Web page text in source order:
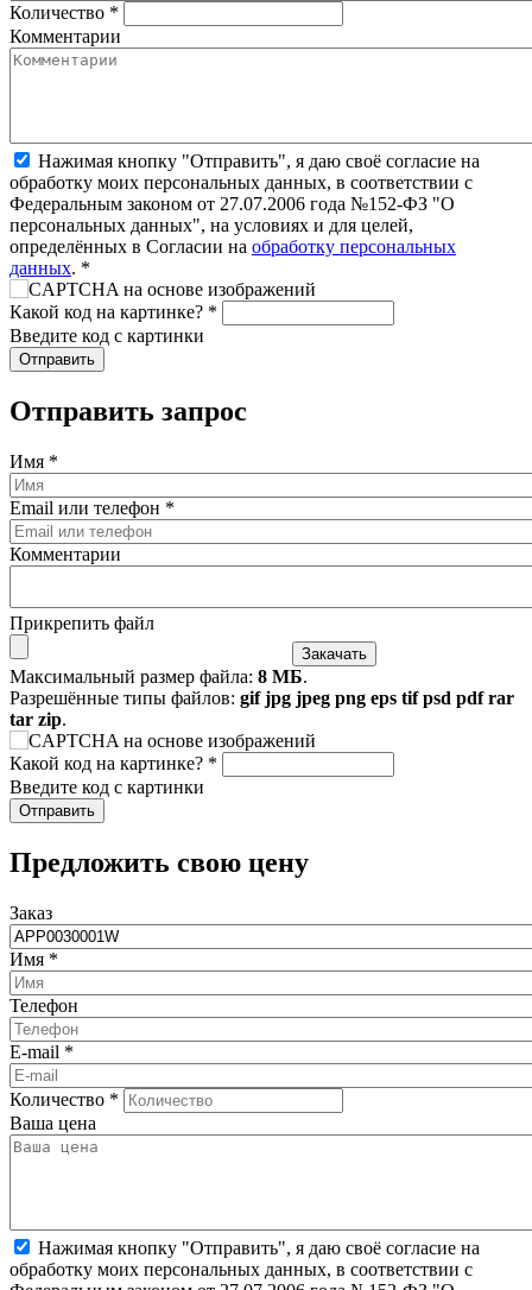
Количество *
Комментарии
Нажимая кнопку "Отправить", я даю своё согласие на
обработку моих персональных данных, в соответствии с
Федеральным законом от 27.07.2006 года №152-ФЗ "О
персональных данных", на условиях и для целей,
определённых в Согласии на обработку персональных
данных. *
Какой код на картинке? *
Введите код с картинки
Отправить запрос
Имя *
Email или телефон *
Комментарии
Прикрепить файл
Максимальный размер файла: 8 МБ.
Разрешённые типы файлов: gif jpg jpeg png eps tif psd pdf rar
tar zip.
Какой код на картинке? *
Введите код с картинки
​Предложить свою цену
Заказ
Имя *
Телефон
E-mail *
Количество *
Ваша цена
Нажимая кнопку "Отправить", я даю своё согласие на
обработку моих персональных данных, в соответствии с